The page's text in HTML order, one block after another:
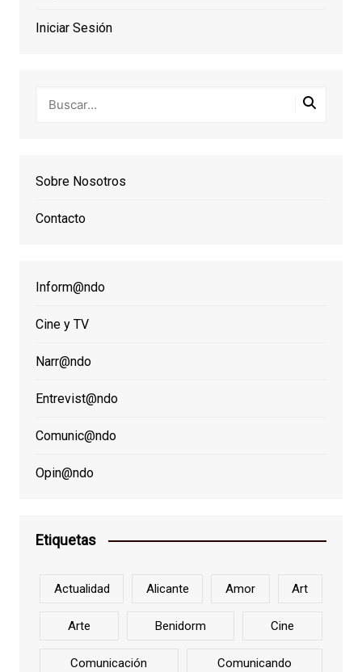
Iniciar Sesión
Sobre Nosotros
Contacto
Inform@ndo
Cine y TV
Narr@ndo
Entrevist@ndo
Comunic@ndo
Opin@ndo
Etiquetas
Actualidad Alicante Amor Art
Arte Benidorm Cine
Comunicación Comunicando